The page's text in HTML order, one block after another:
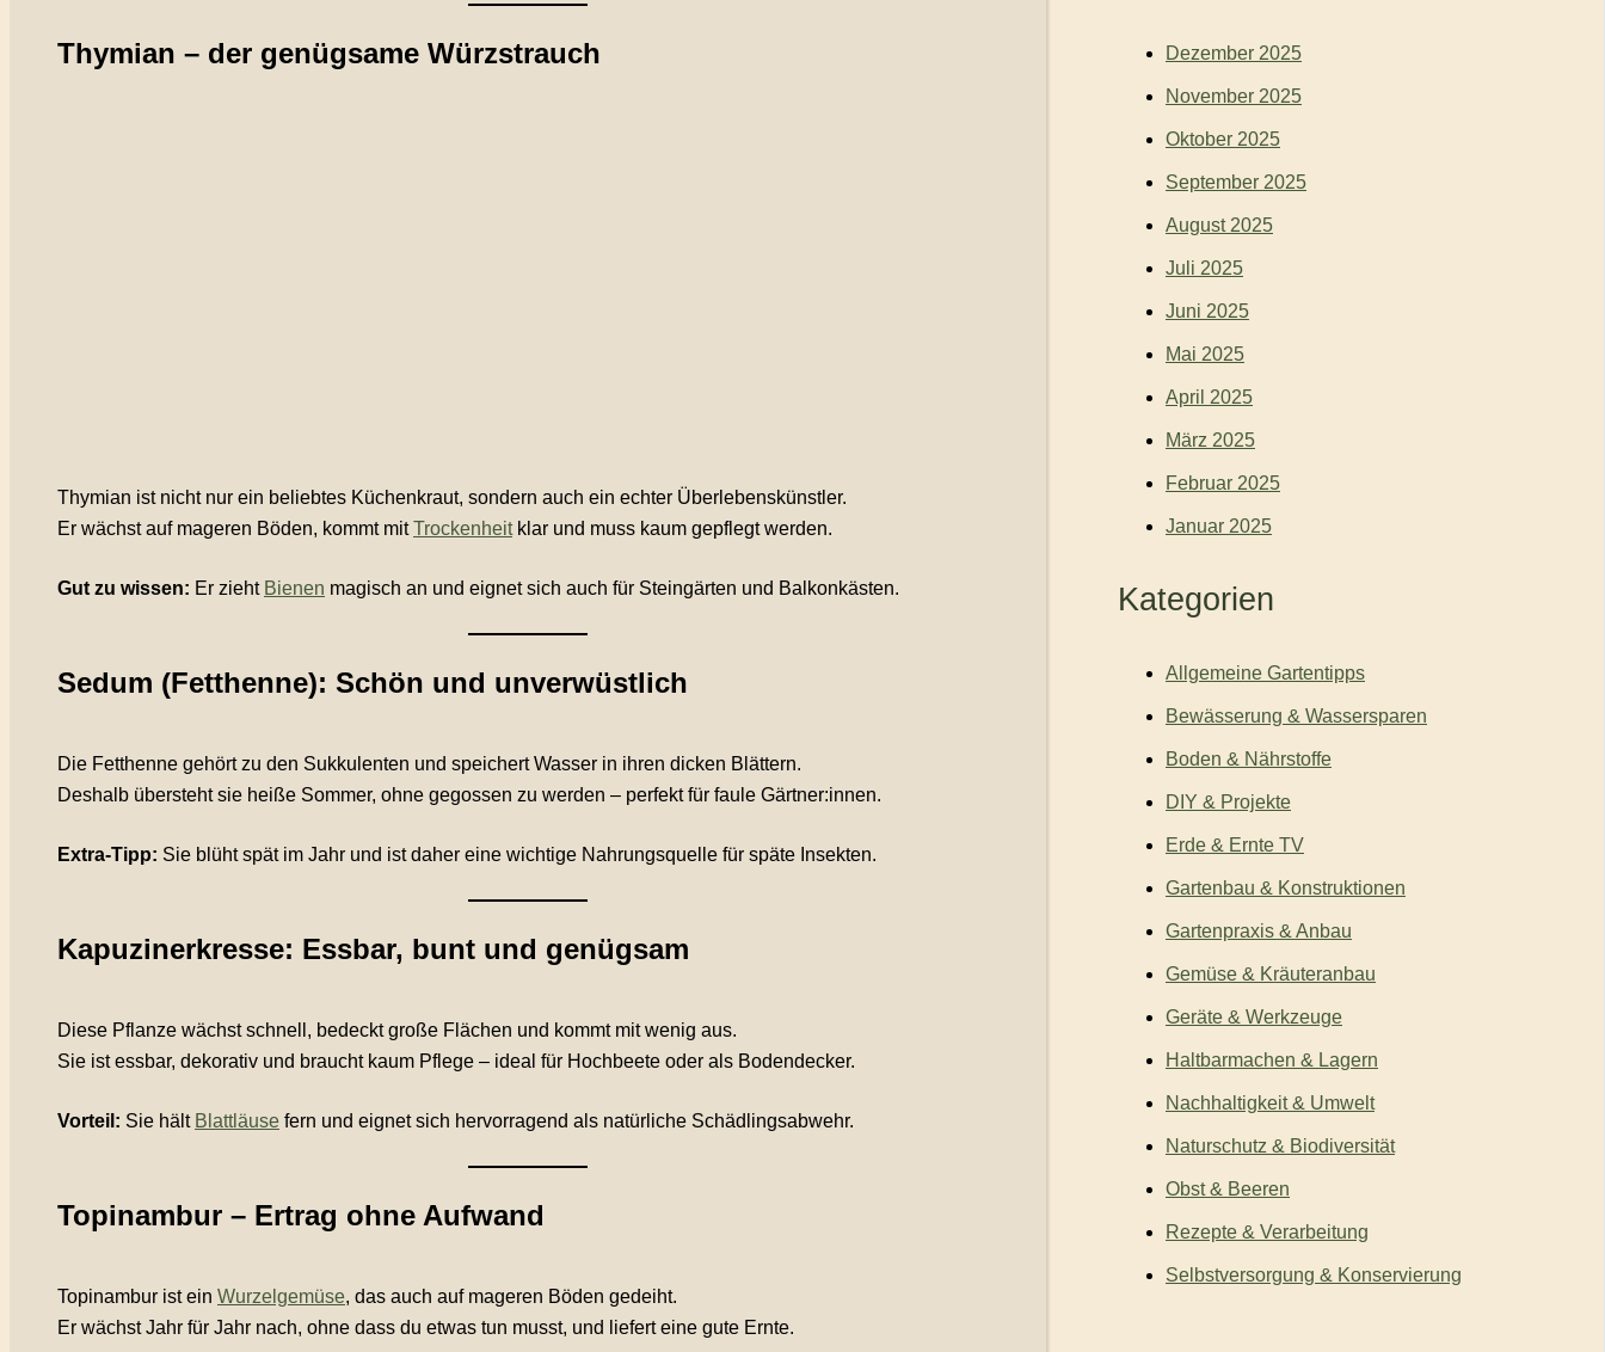
Thymian – der genügsame Würzstrauch
Thymian ist nicht nur ein beliebtes Küchenkraut, sondern auch ein echter Überlebenskünstler.
Er wächst auf mageren Böden, kommt mit Trockenheitklar und muss kaum gepflegt werden.
Gut zu wissen: Er zieht Bienen magisch an und eignet sich auch für Steingärten und Balkonkästen.
Sedum (Fetthenne): Schön und unverwüstlich
Die Fetthenne gehört zu den Sukkulenten und speichert Wasser in ihren dicken Blättern.
Deshalb übersteht sie heiße Sommer, ohne gegossen zu werden – perfekt für faule Gärtner:innen.
Extra-Tipp: Sie blüht spät im Jahr und ist daher eine wichtige Nahrungsquelle für späte Insekten.
Kapuzinerkresse: Essbar, bunt und genügsam
Diese Pflanze wächst schnell, bedeckt große Flächen und kommt mit wenig aus.
Sie ist essbar, dekorativ und braucht kaum Pflege – ideal für Hochbeete oder als Bodendecker.
Vorteil: Sie hält Blattläuse fern und eignet sich hervorragend als natürliche Schädlingsabwehr.
Topinambur – Ertrag ohne Aufwand
Topinambur ist ein Wurzelgemüse, das auch auf mageren Böden gedeiht.
Er wächst Jahr für Jahr nach, ohne dass du etwas tun musst, und liefert eine gute Ernte.
Dezember 2025
November 2025
Oktober 2025
September 2025
August 2025
Juli 2025
Juni 2025
Mai 2025
April 2025
März 2025
Februar 2025
Januar 2025
Kategorien
Allgemeine Gartentipps
Bewässerung & Wassersparen
Boden & Nährstoffe
DIY & Projekte
Erde & Ernte TV
Gartenbau & Konstruktionen
Gartenpraxis & Anbau
Gemüse & Kräuteranbau
Geräte & Werkzeuge
Haltbarmachen & Lagern
Nachhaltigkeit & Umwelt
Naturschutz & Biodiversität
Obst & Beeren
Rezepte & Verarbeitung
Selbstversorgung & Konservierung